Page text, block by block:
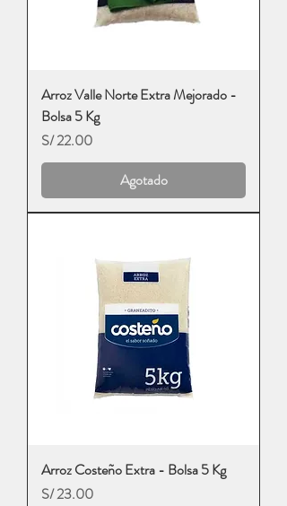
Arroz Valle Norte Extra Mejorado -
Bolsa 5 Kg
Precio
S/ 22.00
Agotado
Arroz Costeño Extra - Bolsa 5 Kg
Precio
S/ 23.00